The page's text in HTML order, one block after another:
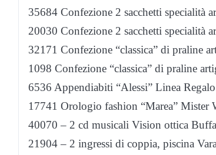
35684 Confezione 2 sacchetti specialità
20030 Confezione 2 sacchetti specialità
32171 Confezione “classica” di praline
1098 Confezione “classica” di praline
6536 Appendiabiti “Alessi” Linea
17741 Orologio fashion “Marea” Mister
40070 – 2 cd musicali Vision ottica
21904 – 2 ingressi di coppia, piscina